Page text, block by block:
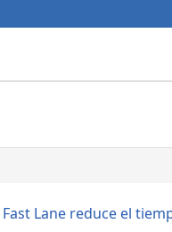
Fast Lane reduce el